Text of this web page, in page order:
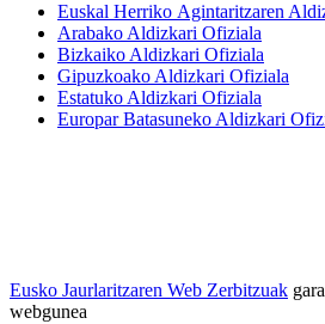
Euskal Herriko Agintaritzaren
Arabako Aldizkari Ofiziala
Bizkaiko Aldizkari Ofiziala
Gipuzkoako Aldizkari Ofiziala
Estatuko Aldizkari Ofiziala
Europar Batasuneko Aldizkari
Eusko Jaurlaritzaren Web Zerbitzuak
webgunea